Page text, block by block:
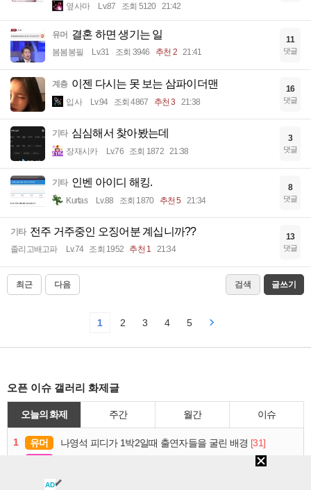
옆사마 Lv.87 조회 5120 21:42
유머 결혼 하면 생기는 일
봄봄봉필 Lv.31 조회 3946 추천 2 21:41
11
댓글
계층 이젠 다시는 못 보는 삼파이더맨
입사 Lv.94 조회 4867 추천 3 21:38
16
댓글
기타 심심해서 찾아봤는데
장재시카 Lv.76 조회 1872 21:38
3
댓글
기타 인벤 아이디 해킹.
Kurtas Lv.88 조회 1870 추천 5 21:34
8
댓글
기타 전주 거주중인 오징어분 계십니까??
졸리고배고파 Lv.74 조회 1952 추천 1 21:34
13
댓글
최근 다음 검색 글쓰기
1 2 3 4 5
오픈 이슈 갤러리 화제글
오늘의 화제 주간 월간 이슈
1 유머 나영석 피디가 1박2일때 출연자들을 굴린 배경 [31]
오픈 후 3개월치 예약 다 찼다는 미용실
AD